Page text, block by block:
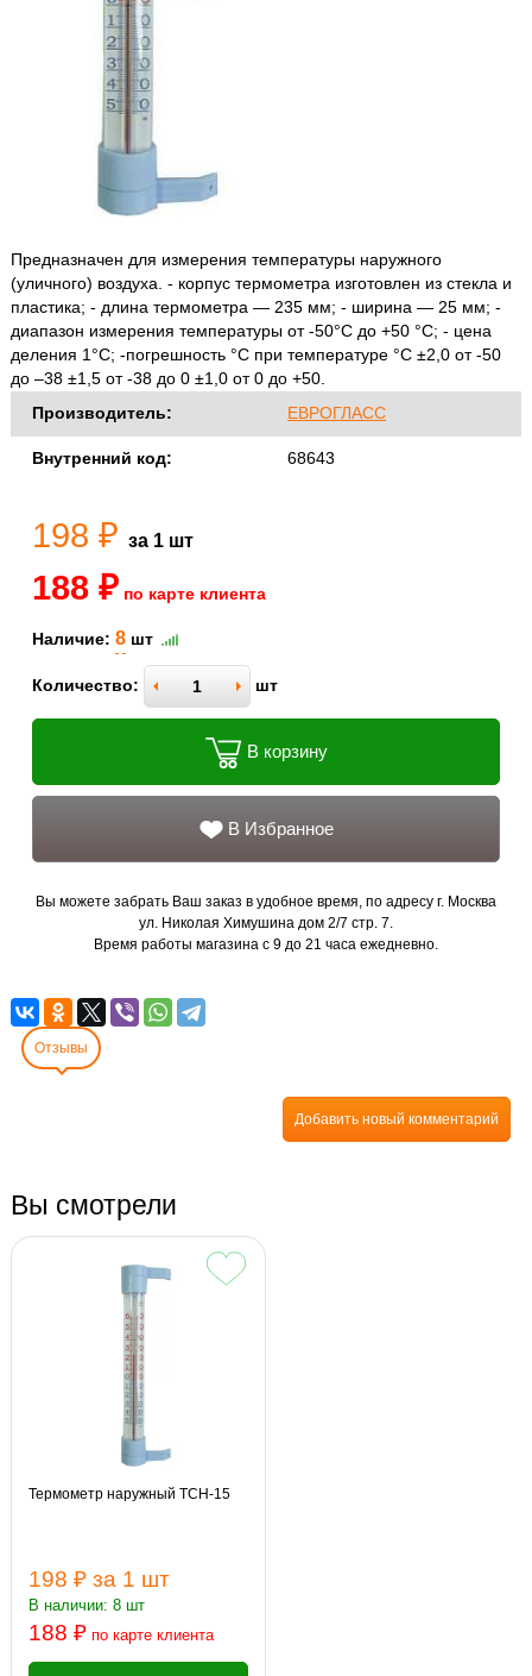
Предназначен для измерения температуры наружного
(уличного) воздуха. - корпус термометра изготовлен из стекла и
пластика; - длина термометра — 235 мм; - ширина — 25 мм; -
диапазон измерения температуры от -50°С до +50 °С; - цена
деления 1°С; -погрешность °С при температуре °С ±2,0 от -50
до –38 ±1,5 от -38 до 0 ±1,0 от 0 до +50.
Производитель:
ЕВРОГЛАСС
Внутренний код: 68643
198 ₽ за 1 шт
188 ₽ по карте клиента
Наличие: 8 шт
Количество: шт
В корзину
В Избранное
Вы можете забрать Ваш заказ в удобное время, по адресу г. Москва
ул. Николая Химушина дом 2/7 стр. 7.
Время работы магазина с 9 до 21 часа ежедневно.
Отзывы
Добавить новый комментарий
Вы смотрели
Термометр наружный ТСН-15
198 ₽ за 1 шт
В наличии: 8 шт
188 ₽ по карте клиента